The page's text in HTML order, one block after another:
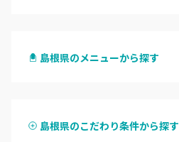
出雲・雲南
島根県のメニューから探す
ハンドスカルプ
島根県のこだわり条件から探す